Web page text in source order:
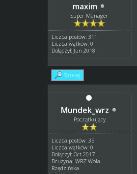
maxim
Super Manager
Liczba postów: 311
Liczba wątków: 0
Dołączył: Jun 2018
Szukaj
Mundek_wrz
Początkujący
Liczba postów: 35
Liczba wątków: 0
Dołączył: Oct 2017
Drużyna: WRZ Wola
Rzędzińska